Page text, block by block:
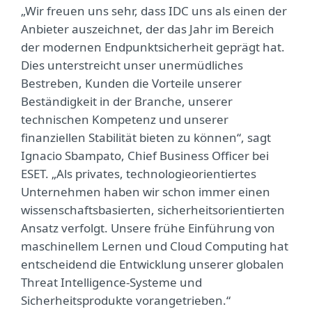
„Wir freuen uns sehr, dass IDC uns als einen der
Anbieter auszeichnet, der das Jahr im Bereich
der modernen Endpunktsicherheit geprägt hat.
Dies unterstreicht unser unermüdliches
Bestreben, Kunden die Vorteile unserer
Beständigkeit in der Branche, unserer
technischen Kompetenz und unserer
finanziellen Stabilität bieten zu können“, sagt
Ignacio Sbampato, Chief Business Officer bei
ESET. „Als privates, technologieorientiertes
Unternehmen haben wir schon immer einen
wissenschaftsbasierten, sicherheitsorientierten
Ansatz verfolgt. Unsere frühe Einführung von
maschinellem Lernen und Cloud Computing hat
entscheidend die Entwicklung unserer globalen
Threat Intelligence-Systeme und
Sicherheitsprodukte vorangetrieben.“